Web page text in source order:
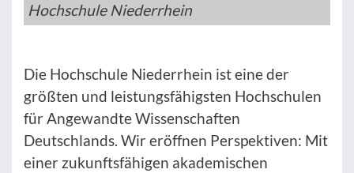
Hochschule Niederrhein
Die Hochschule Niederrhein ist eine der
größten und leistungsfähigsten Hochschulen
für Angewandte Wissenschaften
Deutschlands. Wir eröffnen Perspektiven: Mit
einer zukunftsfähigen akademischen